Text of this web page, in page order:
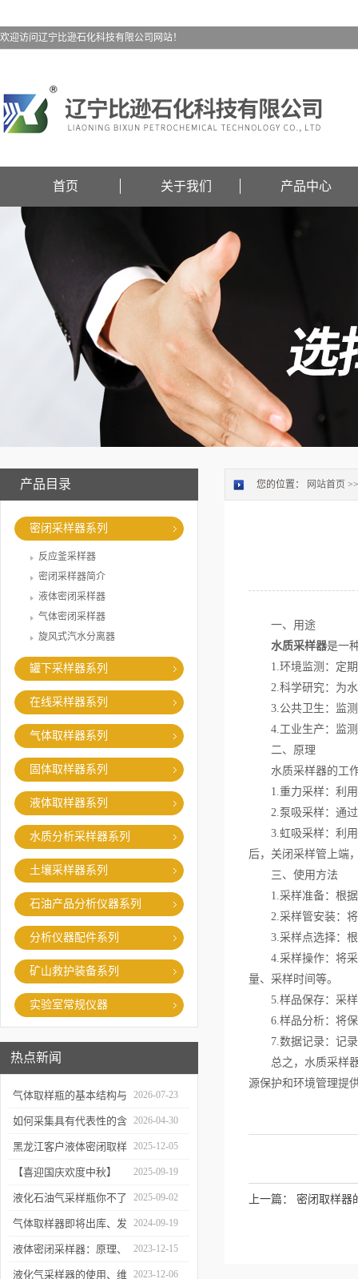
欢迎访问辽宁比逊石化科技有限公司网站！
首页 关于我们 产品中心
产品目录
密闭采样器系列
反应釜采样器
密闭采样器简介
液体密闭采样器
气体密闭采样器
旋风式汽水分离器
罐下采样器系列
在线采样器系列
气体取样器系列
固体取样器系列
液体取样器系列
水质分析采样器系列
土壤采样器系列
石油产品分析仪器系列
分析仪器配件系列
矿山救护装备系列
实验室常规仪器
热点新闻
气体取样瓶的基本结构与
工作逻辑是什么？
2026-07-23
如何采集具有代表性的含
油水样？——石油类采水
器原理与使用
2026-04-30
黑龙江客户液体密闭取样
器项目顺利交付
2025-12-05
【喜迎国庆欢度中秋】
2025年国庆中秋放假通知
2025-09-19
液化石油气采样瓶你不了
解的知识！
2025-09-02
气体取样器即将出库、发
货！
2024-09-19
液体密闭采样器：原理、
应用和优势
2023-12-15
液化气采样器的使用、维 2023-12-06
您的位置： 网站首页
一、用途
水质采样器是一
1.环境监测：定期
2.科学研究：为水
3.公共卫生：监测
4.工业生产：监测
二、原理
水质采样器的工作
1.重力采样：利用
2.泵吸采样：通过
3.虹吸采样：利用
后，关闭采样管上端
三、使用方法
1.采样准备：根据
2.采样管安装：将
3.采样点选择：根
4.采样操作：将采
量、采样时间等。
5.样品保存：采样
6.样品分析：将保
7.数据记录：记录
总之，水质采样器
源保护和环境管理提
上一篇： 密闭取样器